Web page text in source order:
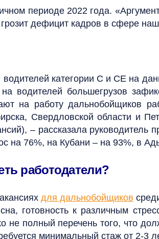
периоде 2022 года.
дефицит кадров в сфере
категории С и СЕ на
водителей большегрузов
на работу дальнобойщиков
Сверд­ловской области и
– рассказала
на 76%, на Кубани – на 93%, в
работодатели?
для дальнобойщиков
готовность к различным
не полный перечень того, что
минимальный стаж от 2-3